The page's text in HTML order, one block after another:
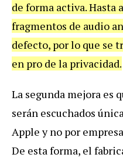
de forma activa. Hasta
fragmentos de audio
defecto, por lo que se
en pro de la privacidad.
La segunda mejora es
serán escuchados
Apple y no por
De esta forma, el